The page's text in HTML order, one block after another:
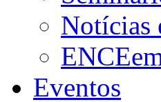
Notícias
Eventos